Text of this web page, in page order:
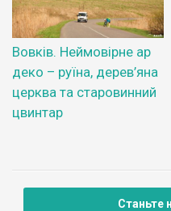
Вовків. Неймовірне ар
деко – руїна, дерев’яна
церква та старовинний
цвинтар
Станьте